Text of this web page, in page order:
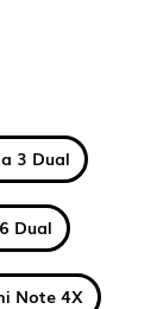
3 Dual
Dual
Note 4X